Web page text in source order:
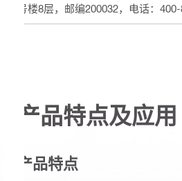
号楼8层，邮编200032，电话：
产品特点及应用
产品特点